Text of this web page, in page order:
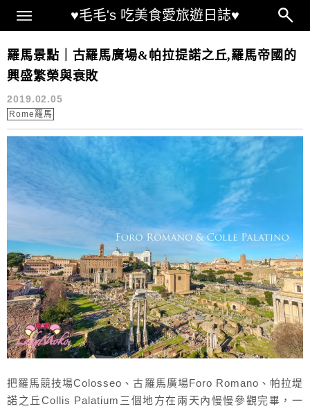
♥毛毛's 吃美食愛旅遊日誌♥
Main Menu
羅馬景點
羅馬景點｜古羅馬廣場&帕拉提諾之丘,羅馬帝國的
興盛繁榮與衰敗
2019.02.05
Rome羅馬
把羅馬競技場Colosseo、古羅馬廣場Foro Romano、帕拉堤
諾之丘Collis Palatium三個地方在兩天內慢慢參觀完畢，一